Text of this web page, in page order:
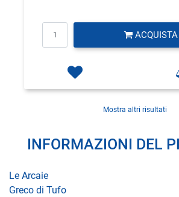
ACQUISTA
Mostra altri risultati
INFORMAZIONI DEL
Le Arcaie
Greco di Tufo